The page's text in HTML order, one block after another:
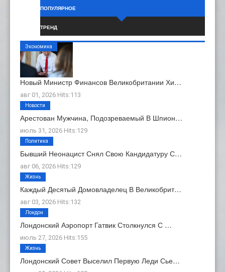
ПОПУЛЯРНОЕ
ТРЕНД
Новый Министр Финансов Великобритании Хи…
авг 01, 2026 Hits:113
Экономика
Арестован Мужчина, Подозреваемый В Шпион…
июль 31, 2026 Hits:129
Новости
Бывший Неонацист Снял Свою Кандидатуру С…
авг 06, 2026 Hits:129
Политика
Каждый Десятый Домовладелец В Великобрит…
авг 03, 2026 Hits:132
Жизнь
Лондонский Аэропорт Гатвик Столкнулся С …
июль 27, 2026 Hits:155
Лондон
Лондонский Совет Выселил Первую Леди Сье…
Жизнь